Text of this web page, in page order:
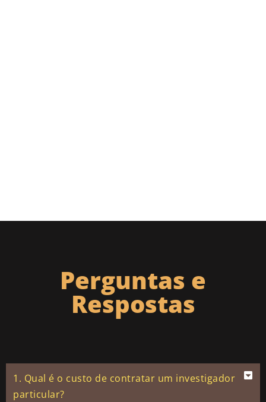
Perguntas e
Respostas
1. Qual é o custo de contratar um investigador
particular?